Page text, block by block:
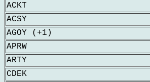
ACKT
ACSY
AGOY (+1)
APRW
ARTY
CDEK